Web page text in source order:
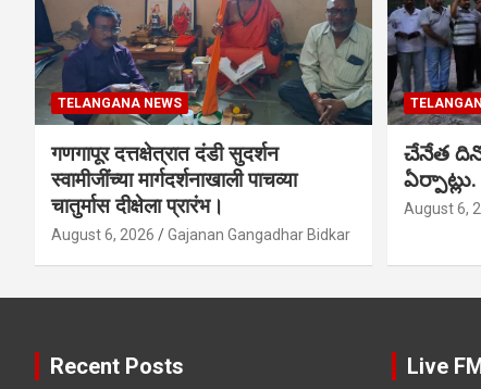
TELANGANA NEWS
गणगापूर दत्तक्षेत्रात दंडी सुदर्शन
स्वामीजींच्या मार्गदर्शनाखाली पाचव्या
चातुर्मास दीक्षेला प्रारंभ।
August 6, 2026 Gajanan Gangadhar Bidkar
చేనేత
ఏర్పాట్లు.
August 6,
Recent Posts Live